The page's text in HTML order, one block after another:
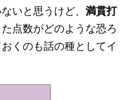
いと思うけど、 満貫打
点数がどのような恐ろ
くのも話の種としてイ